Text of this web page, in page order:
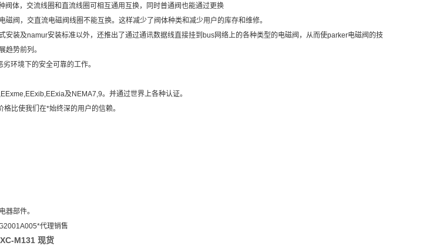
阀体，交流线圈和直流线圈可相互通用互换，同时普通阀也能通过更换
磁阀，交直流电磁阀线圈不能互换。这样减少了阀体种类和减少用户的库存和维修。
安装及namur安装标准以外，还推出了通过通讯数据线直接挂到bus网络上的各种类型的电磁阀，从而使parker电磁阀的技
趋势前列。
环境下的安全可靠的工作。
及NEMA7,9。并通过世界上各种认证。
比使我们在*始终深的用户的信赖。
器部件。
代理销售
M131 现货